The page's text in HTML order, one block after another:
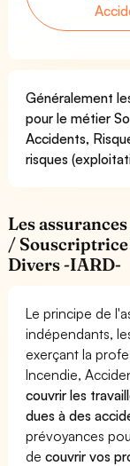
Généralement
pour le métier
Accidents,
risques
Les
/ Souscriptrice
Divers -IARD-
Le principe de
indépendants,
exerçant la
Incendie,
couvrir les
dues à des
prévoyances
decouvrir vos